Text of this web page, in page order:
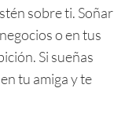
sobre ti. Soñar
o en tus
Si sueñas
tu amiga y te